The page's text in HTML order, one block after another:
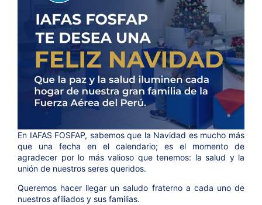
En IAFAS FOSFAP, sabemos que la Navidad es mucho más
que una fecha en el calendario; es el momento de
agradecer por lo más valioso que tenemos: la salud y la
unión de nuestros seres queridos.
Queremos hacer llegar un saludo fraterno a cada uno de
nuestros afiliados y sus familias.